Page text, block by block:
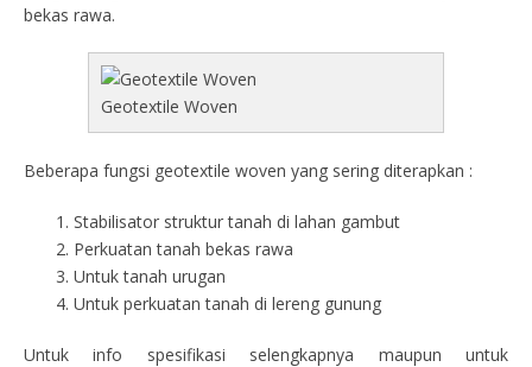
bekas rawa.
Geotextile Woven
Beberapa fungsi geotextile woven yang sering diterapkan :
Stabilisator struktur tanah di lahan gambut
Perkuatan tanah bekas rawa
Untuk tanah urugan
Untuk perkuatan tanah di lereng gunung
Untuk info spesifikasi selengkapnya maupun untuk